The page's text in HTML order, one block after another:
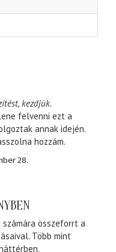
kezdjük.
felvenni ezt a
annak idején.
hozzám.
28.
összeforrt a
Több mint